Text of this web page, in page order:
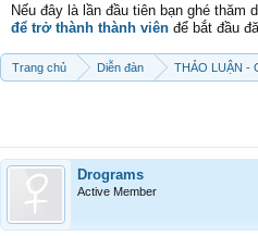
Nếu đây là lần đầu tiên bạn ghé
để trở thành thành viên để bắt đầu
Trang chủ Diễn đàn THẢO LUẬN -
Drograms
Active Member